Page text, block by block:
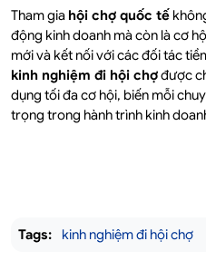
Tham gia hội chợ quốc tế
động kinh doanh mà còn là cơ
mới và kết nối với các đối tác
kinh nghiệm đi hội chợđược
dụng tối đa cơ hội, biến mỗi
trọng trong hành trình kinh
Tags: kinh nghiệm đi hội chợ